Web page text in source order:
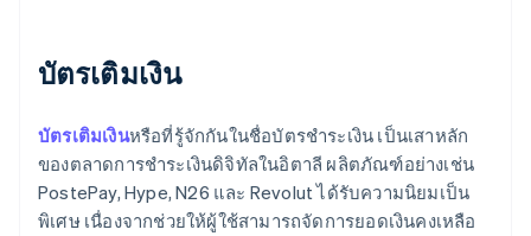
บัตรเติมเงิน
บัตรเติมเงินหรือที่รู้จักกันในชื่อบัตรชำระเงิน เป็นเสาหลัก
ของตลาดการชำระเงินดิจิทัลในอิตาลี ผลิตภัณฑ์อย่างเช่น
PostePay, Hype, N26 และ Revolut ได้รับความนิยมเป็น
พิเศษ เนื่องจากช่วยให้ผู้ใช้สามารถจัดการยอดเงินคงเหลือ